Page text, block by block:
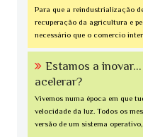
Para que a reindustrialização
recuperação da agricultura e
necessário que o comercio
Estamos a
acelerar?
Vivemos numa época em que
velocidade da luz. Todos os
versão de um sistema operativo,